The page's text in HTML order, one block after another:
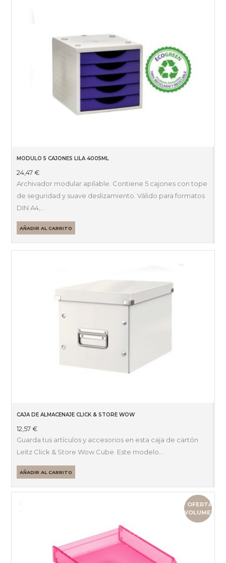
MODULO 5 CAJONES LILA 4005ML
24,47€
Archivador modular apilable. Contiene 5 cajones con tope
de seguridad y suave deslizamiento. Válido para formatos
DIN A4,…
AÑADIR AL CARRITO
CAJA DE ALMACENAJE CLICK & STORE WOW
12,57€
Guarda tus artículos y accesorios en esta caja de cartón
Leitz Click & Store Wow Cube. Este modelo…
AÑADIR AL CARRITO
OFERTA
VOLUMEN